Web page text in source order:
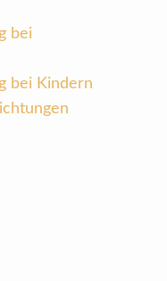
bei
bei Kindern